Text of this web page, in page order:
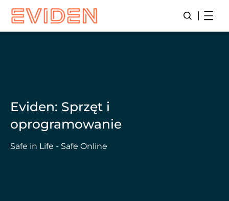
Skip
main
Open/
Eviden: Sprzęt i
oprogramowanie
Safe in Life - Safe Online